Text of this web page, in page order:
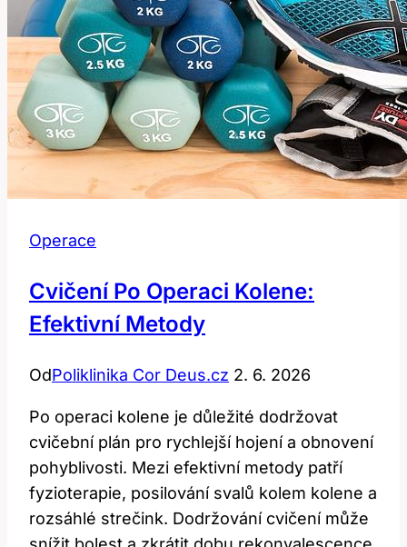
Operace
Cvičení Po Operaci Kolene:
Efektivní Metody
OdPoliklinika Cor Deus.cz 2. 6. 2026
Po operaci kolene je důležité dodržovat
cvičební plán pro rychlejší hojení a obnovení
pohyblivosti. Mezi efektivní metody patří
fyzioterapie, posilování svalů kolem kolene a
rozsáhlé strečink. Dodržování cvičení může